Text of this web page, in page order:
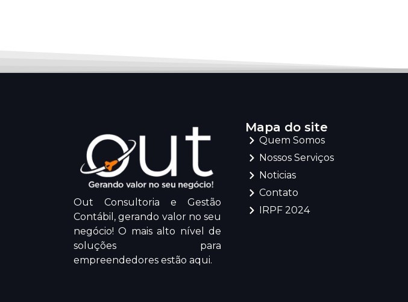
Out Consultoria e Gestão
Contábil, gerando valor no seu
negócio! O mais alto nível de
soluções para
empreendedores estão aqui.
Mapa do site
Quem Somos
Nossos Serviços
Noticias
Contato
IRPF 2024